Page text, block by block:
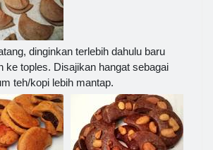
dinginkan terlebih dahulu baru
ke toples. Disajikan hangat sebagai
teh/kopi lebih mantap.